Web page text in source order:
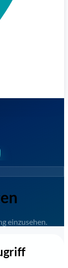
einzusehen.